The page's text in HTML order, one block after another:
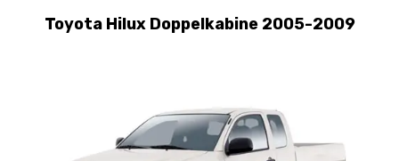
Toyota Hilux Doppelkabine 2005-2009